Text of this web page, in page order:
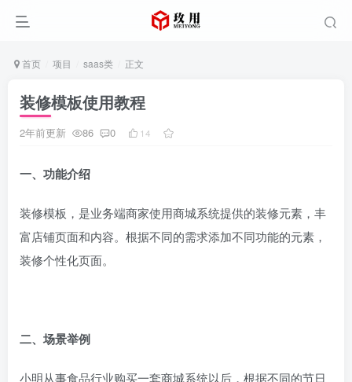
首页 项目 saas类 正文
装修模板使用教程
2年前更新 86 0 14
一、功能介绍
装修模板，是业务端商家使用商城系统提供的装修元素，丰
富店铺页面和内容。根据不同的需求添加不同功能的元素，
装修个性化页面。
二、场景举例
小明从事食品行业购买一套商城系统以后，根据不同的节日